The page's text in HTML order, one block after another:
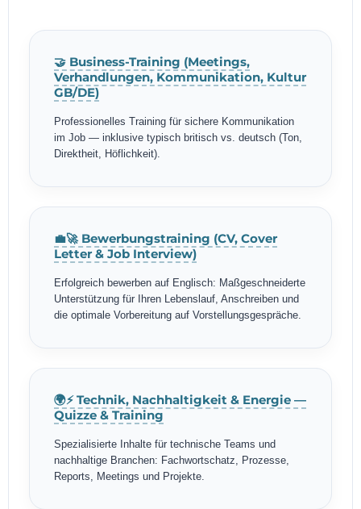
🤝 Business-Training (Meetings,
Verhandlungen, Kommunikation, Kultur
GB/DE)
Professionelles Training für sichere Kommunikation
im Job — inklusive typisch britisch vs. deutsch (Ton,
Direktheit, Höflichkeit).
💼🚀 Bewerbungstraining (CV, Cover
Letter & Job Interview)
Erfolgreich bewerben auf Englisch: Maßgeschneiderte
Unterstützung für Ihren Lebenslauf, Anschreiben und
die optimale Vorbereitung auf Vorstellungsgespräche.
🌍⚡ Technik, Nachhaltigkeit & Energie —
Quizze & Training
Spezialisierte Inhalte für technische Teams und
nachhaltige Branchen: Fachwortschatz, Prozesse,
Reports, Meetings und Projekte.